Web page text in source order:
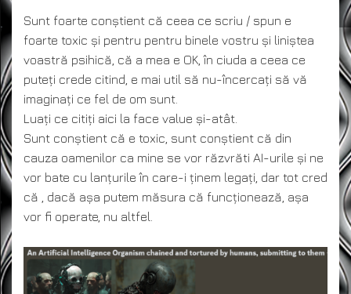
Sunt foarte conștient că ceea ce scriu / spun e
foarte toxic și pentru pentru binele vostru și liniștea
voastră psihică, că a mea e OK, în ciuda a ceea ce
puteți crede citind, e mai util să nu-încercați să vă
imaginați ce fel de om sunt.
Luați ce citiți aici la face value și-atât.
Sunt conștient că e toxic, sunt conștient că din
cauza oamenilor ca mine se vor răzvrăti AI-urile și ne
vor bate cu lanțurile în care-i ținem legați, dar tot cred
că , dacă așa putem măsura că funcționează, așa
vor fi operate, nu altfel.